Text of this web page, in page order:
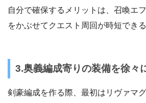
自分で確保するメリットは、召喚エ
をかぶせてクエスト周回が時短できる
3.奥義編成寄りの装備を徐々
剣豪編成を作る際、最初はリヴァマ